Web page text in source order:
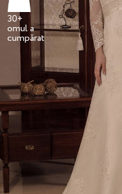
30+
omul a
cumpărat